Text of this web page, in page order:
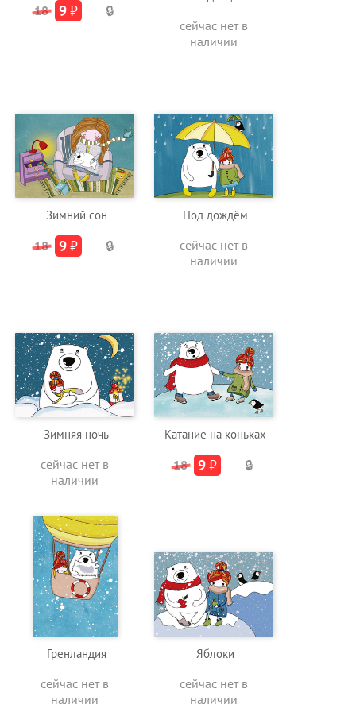
18 9₽ 🔒
сейчас нет в
наличии
Зимний сон
18 9₽ 🔒
Под дождём
сейчас нет в
наличии
Зимняя ночь
сейчас нет в
наличии
Катание на коньках
18 9₽ 🔒
Гренландия
сейчас нет в
наличии
Яблоки
сейчас нет в
наличии